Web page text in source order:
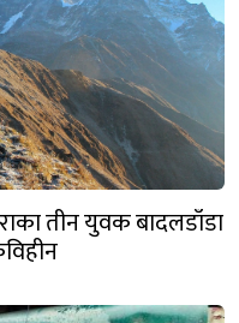
तीन युवक बादलडाँडा